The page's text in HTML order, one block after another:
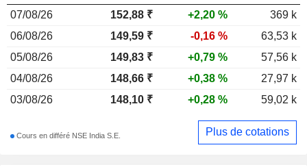
07/08/26
152,88 ₹ +2,20 %
369 k
06/08/26
149,59 ₹ -0,16 %
63,53 k
05/08/26
149,83 ₹ +0,79 %
57,56 k
04/08/26
148,66 ₹ +0,38 %
27,97 k
03/08/26
148,10 ₹ +0,28 % 59,02 k
Cours en différé NSE India S.E. Plus de cotations